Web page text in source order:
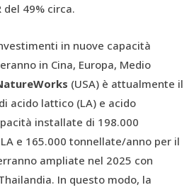
del 49% circa.
in nuove capacità
in Cina, Europa, Medio
(USA) è attualmente il
acido lattico (LA) e acido
installate di 198.000
e 165.000 tonnellate/anno per il
ampliate nel 2025 con
In questo modo, la